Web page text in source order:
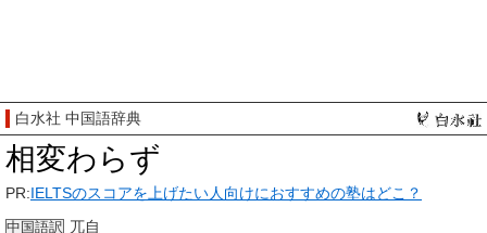
白水社 中国語辞典
相変わらず
PR:IELTSのスコアを上げたい人向けにおすすめの塾はどこ？
中国語訳 兀自